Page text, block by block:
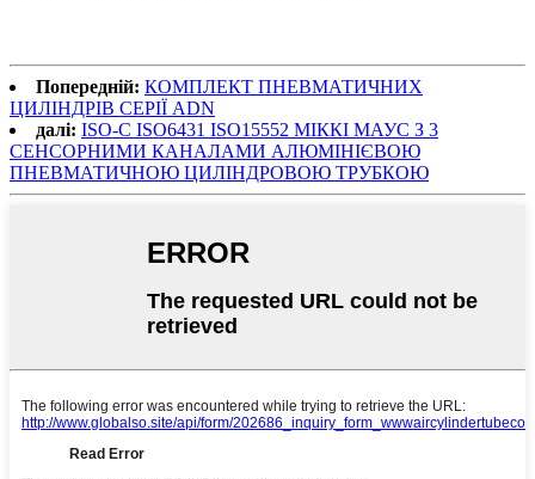
Попередній: КОМПЛЕКТ ПНЕВМАТИЧНИХ
ЦИЛІНДРІВ СЕРІЇ ADN
далі: ISO-C ISO6431 ISO15552 МІККІ МАУС З 3
СЕНСОРНИМИ КАНАЛАМИ АЛЮМІНІЄВОЮ
ПНЕВМАТИЧНОЮ ЦИЛІНДРОВОЮ ТРУБКОЮ